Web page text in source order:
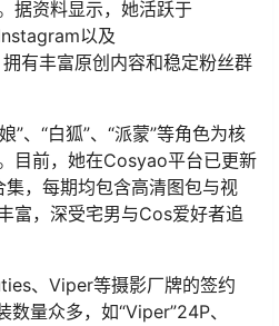
据资料显示，她活跃于
以及
有丰富原创内容和稳定粉丝群
”、“白狐”、“派蒙”等角色为核
目前，她在Cosyao平台已更新
，每期均包含高清图包与视
富，深受宅男与Cos爱好者追
、Viper等摄影厂牌的签约
量众多，如“Viper”24P、